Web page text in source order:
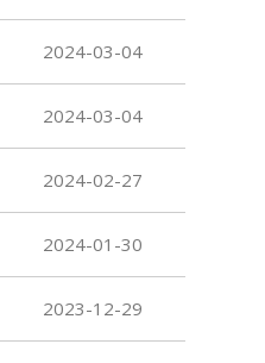
2024-03-04
2024-03-04
2024-02-27
2024-01-30
2023-12-29